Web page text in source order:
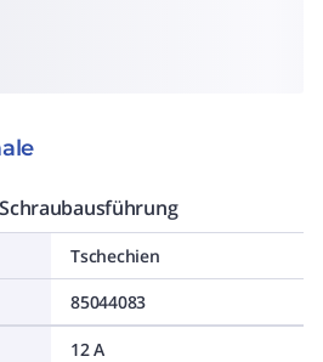
Tschechien
85044083
12 A